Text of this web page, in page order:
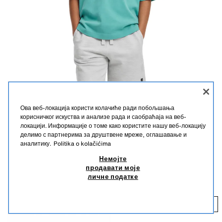
OpisBojaSastavMere
jednobojna majica
Ова веб-локација користи колачиће ради побољшања
корисничког искуства и анализе рада и саобраћаја на веб-
локацији. Информације о томе како користите нашу веб-локацију
делимо с партнерима за друштвене мреже, оглашавање и
аналитику. Politika o kolačićima
Немојте
продавати моје
личне податке